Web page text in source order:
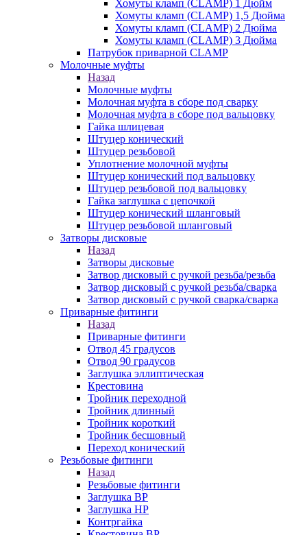
Хомуты кламп (CLAMP) 1 Дюйм
Хомуты кламп (CLAMP) 1,5 Дюйма
Хомуты кламп (CLAMP) 2 Дюйма
Хомуты кламп (CLAMP) 3 Дюйма
Патрубок приварной CLAMP
Молочные муфты
Назад
Молочные муфты
Молочная муфта в сборе под сварку
Молочная муфта в сборе под вальцовку
Гайка шлицевая
Штуцер конический
Штуцер резьбовой
Уплотнение молочной муфты
Штуцер конический под вальцовку
Штуцер резьбовой под вальцовку
Гайка заглушка с цепочкой
Штуцер конический шланговый
Штуцер резьбовой шланговый
Затворы дисковые
Назад
Затворы дисковые
Затвор дисковый с ручкой резьба/резьба
Затвор дисковый с ручкой резьба/сварка
Затвор дисковый с ручкой сварка/сварка
Приварные фитинги
Назад
Приварные фитинги
Отвод 45 градусов
Отвод 90 градусов
Заглушка эллиптическая
Крестовина
Тройник переходной
Тройник длинный
Тройник короткий
Тройник бесшовный
Переход конический
Резьбовые фитинги
Назад
Резьбовые фитинги
Заглушка ВР
Заглушка НР
Контргайка